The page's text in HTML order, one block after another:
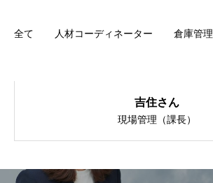
ATTRACTIONS
ストロングポイントで働こう。
NEW GRADUATE
全て 人材コーディネーター 倉庫管理
吉住さん
現場管理（課長）